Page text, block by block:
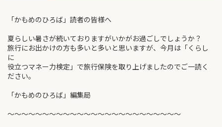
「かもめのひろば」読者の皆様へ
夏らしい暑さが続いておりますがいかがお過ごしでしょうか？
旅行にお出かけの方も多いと多いと思いますが、今月は「くらし
に
役立つマネー力検定」で旅行保険を取り上げましたのでご一読く
ださい。
「かもめのひろば」編集局
～～～～～～～～～～～～～～～～～～～～～～～～～